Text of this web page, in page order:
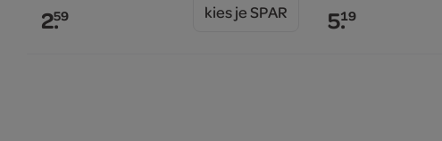
2.59 kies je SPAR 5.19